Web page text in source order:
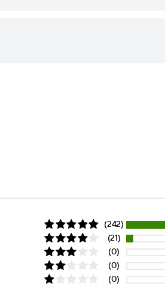
(242)
(21)
(0)
(0)
(0)